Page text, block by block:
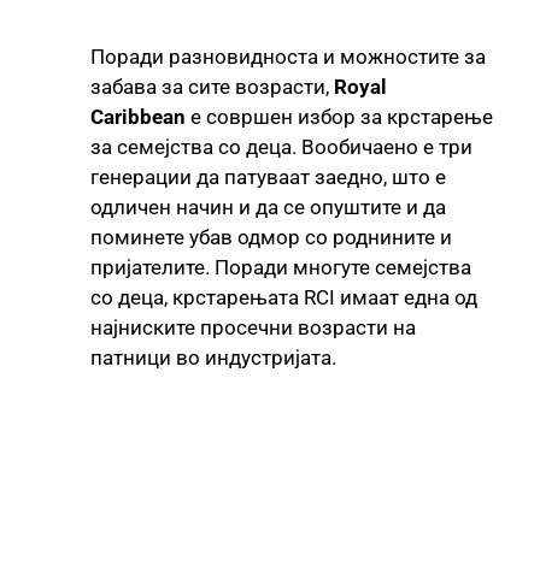
Поради разновидноста и можностите за
забава за сите возрасти, Royal
Caribbean е совршен избор за крстарење
за семејства со деца. Вообичаено е три
генерации да патуваат заедно, што е
одличен начин и да се опуштите и да
поминете убав одмор со роднините и
пријателите. Поради многуте семејства
со деца, крстарењата RCI имаат една од
најниските просечни возрасти на
патници во индустријата.